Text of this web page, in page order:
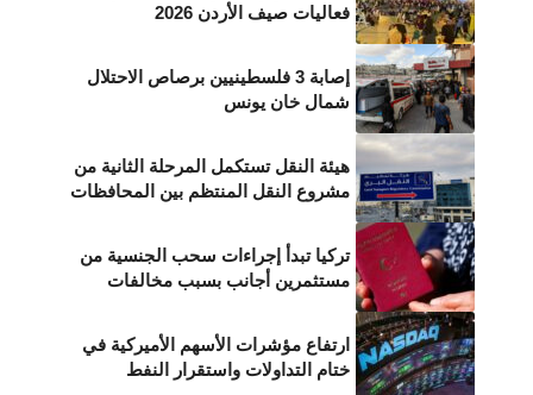
فعاليات صيف الأردن 2026
إصابة 3 فلسطينيين برصاص الاحتلال
شمال خان يونس
هيئة النقل تستكمل المرحلة الثانية من
مشروع النقل المنتظم بين المحافظات
تركيا تبدأ إجراءات سحب الجنسية من
مستثمرين أجانب بسبب مخالفات
ارتفاع مؤشرات الأسهم الأميركية في
ختام التداولات واستقرار النفط